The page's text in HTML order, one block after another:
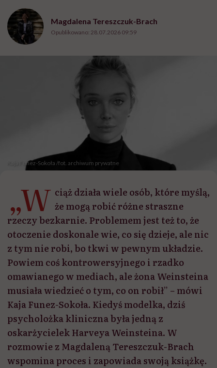
Magdalena Tereszczuk-Brach
Opublikowano: 28.07.2026 09:59
Kaja Funez-Sokoła /fot. archiwum prywatne
„W ciąż działa wiele osób, które myślą,
że mogą robić różne straszne
rzeczy bezkarnie. Problemem jest też to, że
otoczenie doskonale wie, co się dzieje, ale nic
z tym nie robi, bo tkwi w pewnym układzie.
Powiem coś kontrowersyjnego i rzadko
omawianego w mediach, ale żona Weinsteina
musiała wiedzieć o tym, co on robił” – mówi
Kaja Funez-Sokoła. Kiedyś modelka, dziś
psycholożka kliniczna była jedną z
oskarżycielek Harveya Weinsteina. W
rozmowie z Magdaleną Tereszczuk-Brach
wspomina proces i zapowiada swoją książkę.